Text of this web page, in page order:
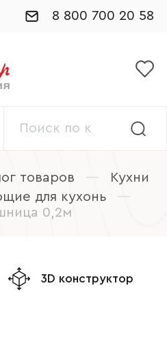
8 800 700 20 58
товаров —
Кухни
для кухонь
—
0,2м
3D конструктор